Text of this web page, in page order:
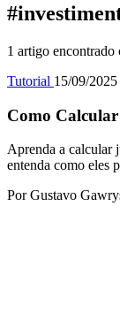
1 artigo encontrado
Tutorial 15/09/2025
Como
Aprenda a calcular
entenda como eles
Por Gustavo